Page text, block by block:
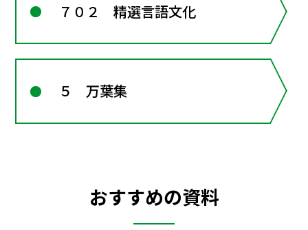
７０２ 精選言語文化
５ 万葉集
おすすめの資料